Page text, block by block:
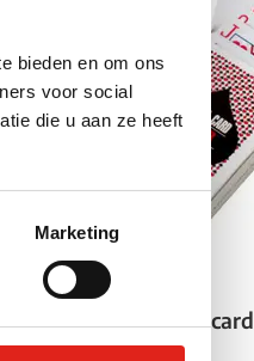
bieden en om ons
voor social
die u aan ze heeft
Marketing
009
Kaartspel Kingcard